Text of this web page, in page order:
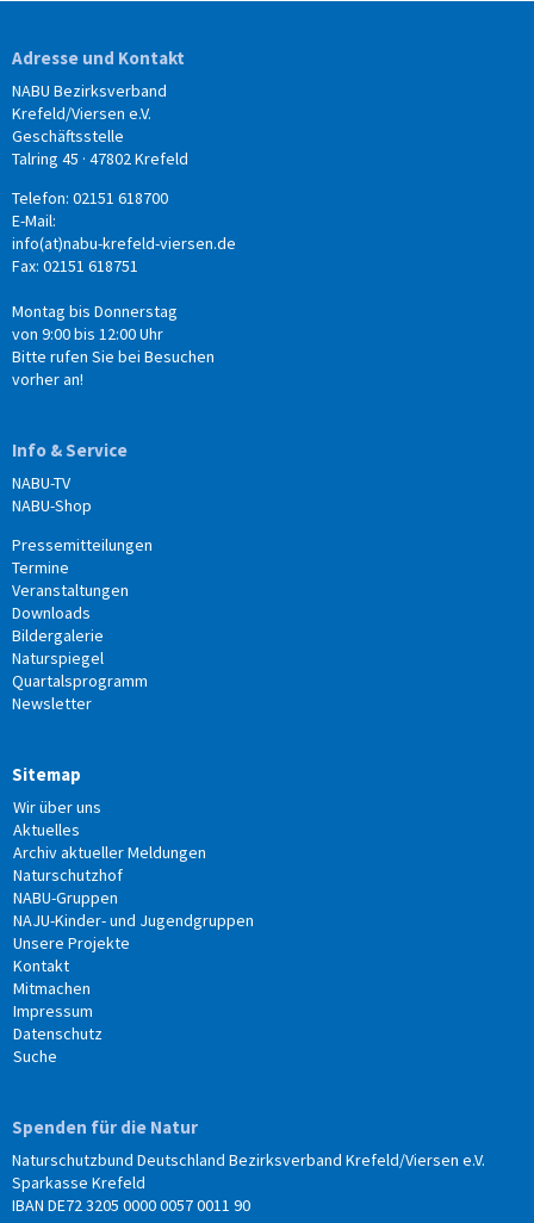
Adresse und Kontakt
NABU Bezirksverband
Krefeld/Viersen e.V.
Geschäftsstelle
Talring 45 · 47802 Krefeld
Telefon: 02151 618700
E-Mail:
info(at)nabu-krefeld-viersen.de
Fax: 02151 618751
Montag bis Donnerstag
von 9:00 bis 12:00 Uhr
Bitte rufen Sie bei Besuchen
vorher an!
Info & Service
NABU-TV
NABU-Shop
Pressemitteilungen
Termine
Veranstaltungen
Downloads
Bildergalerie
Naturspiegel
Quartalsprogramm
Newsletter
Sitemap
Wir über uns
Aktuelles
Archiv aktueller Meldungen
Naturschutzhof
NABU-Gruppen
NAJU-Kinder- und Jugendgruppen
Unsere Projekte
Kontakt
Mitmachen
Impressum
Datenschutz
Suche
Spenden für die Natur
Naturschutzbund Deutschland Bezirksverband Krefeld/Viersen e.V.
Sparkasse Krefeld
IBAN DE72 3205 0000 0057 0011 90